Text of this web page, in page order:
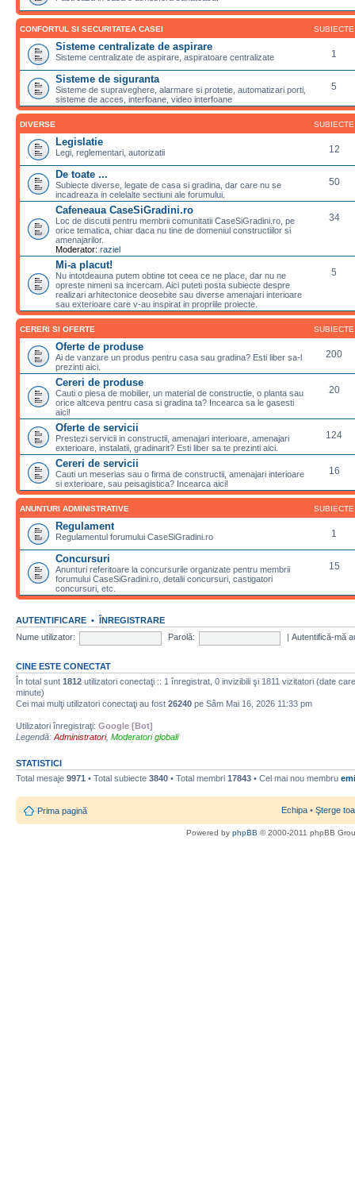
CONFORTUL SI SECURITATEA CASEI SUBIECTE
Sisteme centralizate de aspirare
Sisteme centralizate de aspirare, aspiratoare centralizate 1
Sisteme de siguranta
Sisteme de supraveghere, alarmare si protetie, automatizari porti,
sisteme de acces, interfoane, video interfoane
5
DIVERSE SUBIECTE
Legislatie
Legi, reglementari, autorizatii 12
De toate ...
Subiecte diverse, legate de casa si gradina, dar care nu se
incadreaza in celelalte sectiuni ale forumului.
50
Cafeneaua CaseSiGradini.ro
Loc de discutii pentru membrii comunitatii CaseSiGradini.ro, pe
orice tematica, chiar daca nu tine de domeniul constructiilor si
amenajarilor.
Moderator: raziel
34
Mi-a placut!
Nu intotdeauna putem obtine tot ceea ce ne place, dar nu ne
opreste nimeni sa incercam. Aici puteti posta subiecte despre
realizari arhitectonice deosebite sau diverse amenajari interioare
sau exterioare care v-au inspirat in propriile proiecte.
5
CERERI SI OFERTE SUBIECTE
Oferte de produse
Ai de vanzare un produs pentru casa sau gradina? Esti liber sa-l
prezinti aici.
200
Cereri de produse
Cauti o piesa de mobilier, un material de constructie, o planta sau
orice altceva pentru casa si gradina ta? Incearca sa le gasesti
aici!
20
Oferte de servicii
Prestezi servicii in constructii, amenajari interioare, amenajari
exterioare, instalatii, gradinarit? Esti liber sa te prezinti aici.
124
Cereri de servicii
Cauti un meserias sau o firma de constructii, amenajari interioare
si exterioare, sau peisagistica? Incearca aici!
16
ANUNTURI ADMINISTRATIVE SUBIECTE
Regulament
Regulamentul forumului CaseSiGradini.ro 1
Concursuri
Anunturi referitoare la concursurile organizate pentru membrii
forumului CaseSiGradini.ro, detalii concursuri, castigatori
concursuri, etc.
15
AUTENTIFICARE • ÎNREGISTRARE
Nume utilizator:
Parolă: Autentifică-mă
CINE ESTE CONECTAT
În total sunt 1812 utilizatori conectaţi :: 1 înregistrat, 0 invizibili şi 1811 vizitatori (date
minute)
Cei mai mulţi utilizatori conectaţi au fost 26240 pe Sâm Mai 16, 2026 11:33 pm
Utilizatori înregistraţi: Google [Bot]
Legendă: Administratori, Moderatori globali
STATISTICI
Total mesaje 9971 • Total subiecte 3840 • Total membri 17843 • Cel mai nou membru
Prima pagină Echipa • Şterge
Powered by phpBB © 2000-2011 phpBB